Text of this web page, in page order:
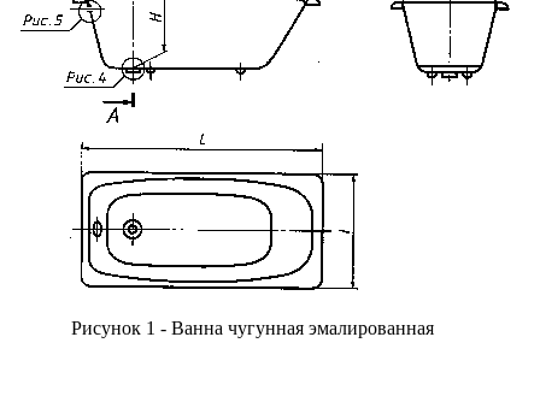
Рисунок 1 - Ванна чугунная эмалированная